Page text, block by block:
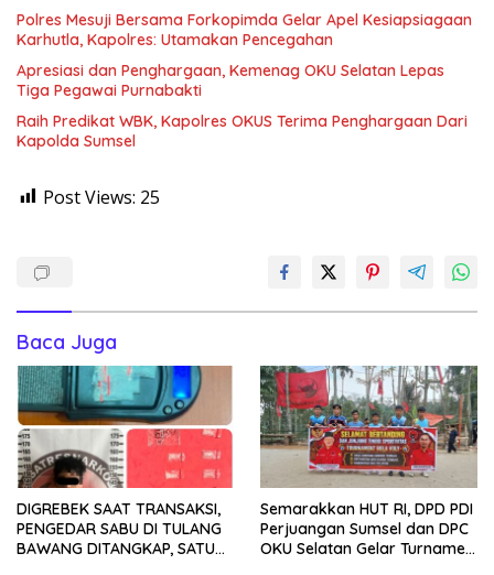
Polres Mesuji Bersama Forkopimda Gelar Apel Kesiapsiagaan
Karhutla, Kapolres: Utamakan Pencegahan
Apresiasi dan Penghargaan, Kemenag OKU Selatan Lepas
Tiga Pegawai Purnabakti
Raih Predikat WBK, Kapolres OKUS Terima Penghargaan Dari
Kapolda Sumsel
Post Views: 25
Baca Juga
DIGREBEK SAAT TRANSAKSI,
PENGEDAR SABU DI TULANG
BAWANG DITANGKAP, SATU
Semarakkan HUT RI, DPD PDI
Perjuangan Sumsel dan DPC
OKU Selatan Gelar Turnamen